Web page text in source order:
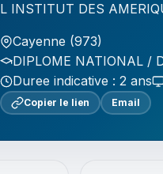
L INSTITUT DES
Cayenne (973)
DIPLOME NATIONAL /
Duree indicative : 2 ans
Copier le lien Email